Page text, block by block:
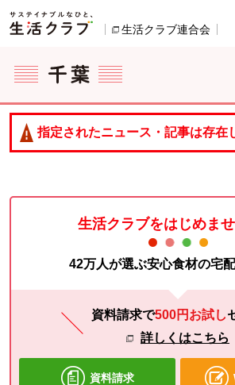
ページの先頭です。
生活クラブ連合会
ここからサイト内共通メニューです。
サイト内共通メニューをスキップする
サイト内共通メニューここまで。
指定されたニュース・記事は存在
生活クラブをはじめま
42万人が選ぶ安心食材の宅
資料請求で500円お試し
詳しくはこちら
資料請求